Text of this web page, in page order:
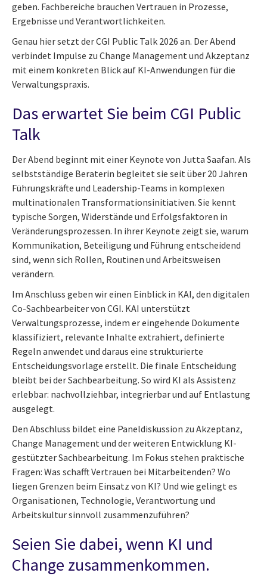
geben. Fachbereiche brauchen Vertrauen in Prozesse,
Ergebnisse und Verantwortlichkeiten.
Genau hier setzt der CGI Public Talk 2026 an. Der Abend
verbindet Impulse zu Change Management und Akzeptanz
mit einem konkreten Blick auf KI-Anwendungen für die
Verwaltungspraxis.
Das erwartet Sie beim CGI Public
Talk
Der Abend beginnt mit einer Keynote von Jutta Saafan. Als
selbstständige Beraterin begleitet sie seit über 20 Jahren
Führungskräfte und Leadership-Teams in komplexen
multinationalen Transformationsinitiativen. Sie kennt
typische Sorgen, Widerstände und Erfolgsfaktoren in
Veränderungsprozessen. In ihrer Keynote zeigt sie, warum
Kommunikation, Beteiligung und Führung entscheidend
sind, wenn sich Rollen, Routinen und Arbeitsweisen
verändern.
Im Anschluss geben wir einen Einblick in KAI, den digitalen
Co-Sachbearbeiter von CGI. KAI unterstützt
Verwaltungsprozesse, indem er eingehende Dokumente
klassifiziert, relevante Inhalte extrahiert, definierte
Regeln anwendet und daraus eine strukturierte
Entscheidungsvorlage erstellt. Die finale Entscheidung
bleibt bei der Sachbearbeitung. So wird KI als Assistenz
erlebbar: nachvollziehbar, integrierbar und auf Entlastung
ausgelegt.
Den Abschluss bildet eine Paneldiskussion zu Akzeptanz,
Change Management und der weiteren Entwicklung KI-
gestützter Sachbearbeitung. Im Fokus stehen praktische
Fragen: Was schafft Vertrauen bei Mitarbeitenden? Wo
liegen Grenzen beim Einsatz von KI? Und wie gelingt es
Organisationen, Technologie, Verantwortung und
Arbeitskultur sinnvoll zusammenzuführen?
Seien Sie dabei, wenn KI und
Change zusammenkommen.